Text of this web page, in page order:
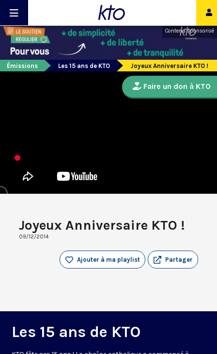
Contenu sponsorisé
Émissions Les 15 ans de KTO Joyeux Anniversaire KTO !
Joyeux Anniversaire KTO !
09/12/2014
Partager
Ajouter à ma playlist
Les 15 ans de KTO
Faire un don à KTO